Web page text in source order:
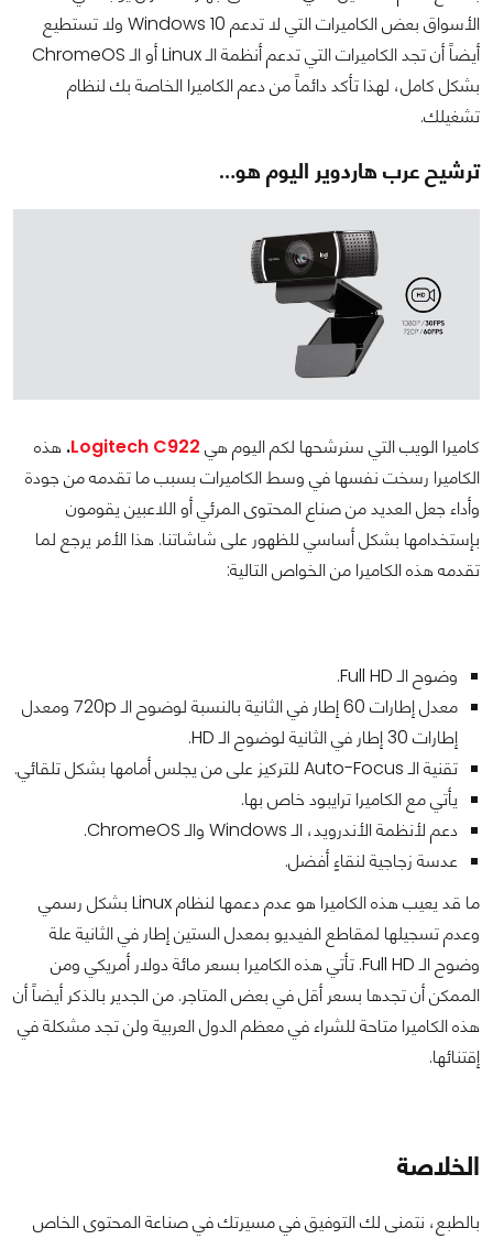
الأسواق بعض الكاميرات التي لا تدعم Windows 10 ولا تستطيع
أيضاً أن تجد الكاميرات التي تدعم أنظمة الـ Linux أو الـ ChromeOS
بشكل كامل، لهذا تأكد دائماً من دعم الكاميرا الخاصة بك لنظام
تشغيلك.
ترشيح عرب هاردوير اليوم هو…
كاميرا الويب التي سنرشحها لكم اليوم هي Logitech C922
. هذه
الكاميرا رسخت نفسها في وسط الكاميرات بسبب ما تقدمه من جودة
وأداء جعل العديد من صناع المحتوى المرئي أو اللاعبين يقومون
بإستخدامها بشكل أساسي للظهور على شاشاتنا. هذا الأمر يرجع لما
تقدمه هذه الكاميرا من الخواص التالية:
وضوح الـ Full HD.
معدل إطارات 60 إطار في الثانية بالنسبة لوضوح الـ 720p ومعدل
إطارات 30 إطار في الثانية لوضوح الـ HD.
تقنية الـ Auto-Focus للتركيز على من يجلس أمامها بشكل تلقائي.
يأتي مع الكاميرا ترايبود خاص بها.
دعم لأنظمة الأندرويد، الـ Windows والـ ChromeOS.
عدسة زجاجية لنقاءٍ أفضل.
ما قد يعيب هذه الكاميرا هو عدم دعمها لنظام Linux بشكل رسمي
وعدم تسجيلها لمقاطع الفيديو بمعدل الستين إطار في الثانية علة
وضوح الـ Full HD. تأتي هذه الكاميرا بسعر مائة دولار أمريكي ومن
الممكن أن تجدها بسعر أقل في بعض المتاجر. من الجدير بالذكر أيضاً أن
هذه الكاميرا متاحة للشراء في معظم الدول العربية ولن تجد مشكلة في
إقتنائها.
الخلاصة
بالطبع، نتمنى لك التوفيق في مسيرتك في صناعة المحتوى الخاص